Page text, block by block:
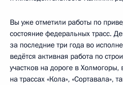
Вы уже отметили работы по
состояние федеральных трасс.
за последние три года во
ведётся активная работа по
участков на дороге в
на трассах «Кола», «Сортавала»,